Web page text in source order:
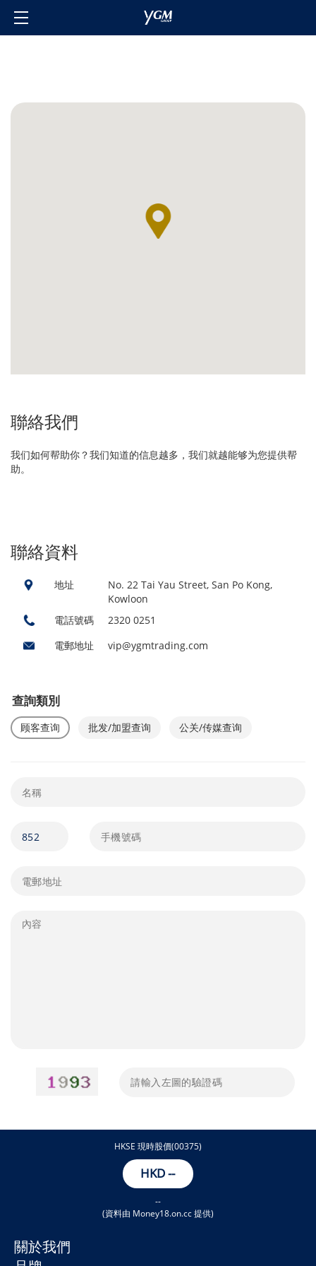
關於我們
聯絡我們
我们如何帮助你？我们知道的信息越多，我们就越能够为您提供帮
助。
聯絡資料
地址
No. 22 Tai Yau Street, San Po Kong,
Kowloon
電話號碼
2320 0251
電郵地址
vip@ygmtrading.com
查詢類別
顾客查询 批发/加盟查询 公关/传媒查询
HKSE 現時股價(00375)
HKD--
--
(資料由 Money18.on.cc 提供)
關於我們